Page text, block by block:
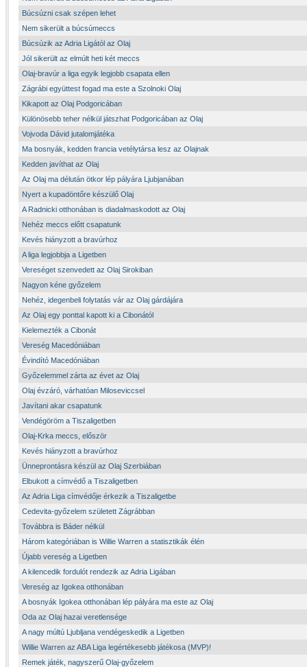
Búcsúzni csak szépen lehet
Nem sikerült a búcsúmeccs
Búcsúzik az Adria Ligától az Olaj
Jól sikerült az elmúlt heti két meccs
Olaj-bravúr a liga egyik legjobb csapata ellen
Zágrábi együttest fogad ma este a Szolnoki Olaj
Kikapott az Olaj Podgoricában
Különösebb teher nélkül játszhat Podgoricában az Olaj
Vojvoda Dávid jutalomjátéka
Ma bosnyák, kedden francia vetélytársa lesz az Olajnak
Kedden javíthat az Olaj
Az Olaj ma délután ötkor lép pályára Ljubjanában
Nyert a kupadöntőre készülő Olaj
A Radnicki otthonában is diadalmaskodott az Olaj
Nehéz meccs előtt csapatunk
Kevés hiányzott a bravúrhoz
A liga legjobbja a Ligetben
Vereséget szenvedett az Olaj Sirokiban
Nagyon kéne győzelem
Nehéz, idegenbeli folytatás vár az Olaj gárdájára
Az Olaj egy ponttal kapott ki a Cibonától
Kielemezték a Cibonát
Vereség Macedóniában
Évindító Macedóniában
Győzelemmel zárta az évet az Olaj
Olaj évzáró, várhatóan Miloseviccsel
Javítani akar csapatunk
Vendégöröm a Tiszaligetben
Olaj-Krka meccs, először
Kevés hiányzott a bravúrhoz
Ünneprontásra készül az Olaj Szerbiában
Elbukott a címvédő a Tiszaligetben
Az Adria Liga címvédője érkezik a Tiszaligetbe
Cedevita-győzelem született Zágrábban
Továbbra is Báder nélkül
Három kategóriában is Willie Warren a statisztikák élén
Újabb vereség a Ligetben
A kilencedik fordulót rendezik az Adria Ligában
Vereség az Igokea otthonában
A bosnyák Igokea otthonában lép pályára ma este az Olaj
Oda az Olaj hazai veretlensége
A nagy múltú Ljubljana vendégeskedik a Ligetben
Willie Warren az ABA Liga legértékesebb játékosa (MVP)!
Remek játék, nagyszerű Olaj-győzelem